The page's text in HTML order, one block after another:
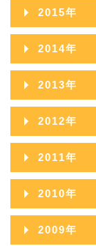
2024年02月
2024年01月
2023年03月
2023年02月
2023年01月
2022年03月
2022年02月
2022年01月
2021年05月
2021年03月
2021年02月
2021年01月
2020年07月
2020年06月
2020年05月
2020年03月
2020年02月
2020年01月
2019年08月
2019年07月
2019年06月
2019年05月
2019年03月
2019年02月
2019年01月
2018年09月
2018年08月
2018年07月
2018年06月
2018年05月
2018年03月
2018年02月
2017年10月
2017年09月
2017年08月
2017年07月
2017年06月
2017年05月
2017年03月
2016年12月
2016年11月
2016年10月
2016年09月
2016年08月
2016年07月
2016年06月
2016年05月
2015年
2015年12月
2015年11月
2015年10月
2015年09月
2015年08月
2015年07月
2015年06月
2014年
2014年12月
2014年11月
2014年10月
2014年09月
2014年08月
2014年07月
2013年
2013年12月
2013年11月
2013年10月
2013年09月
2013年08月
2012年
2012年12月
2012年11月
2012年10月
2012年09月
2011年
2011年12月
2011年11月
2010年
2010年12月
2009年